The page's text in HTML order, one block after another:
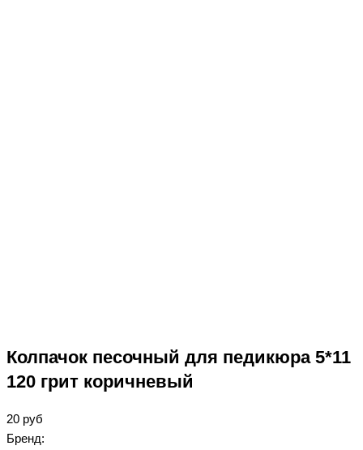
Колпачок песочный для педикюра 5*11
120 грит коричневый
20 руб
Бренд: